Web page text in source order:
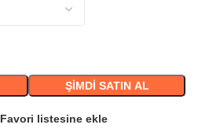
ŞIMDI SATIN AL
Favori listesine ekle